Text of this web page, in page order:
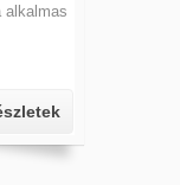
alkalmas